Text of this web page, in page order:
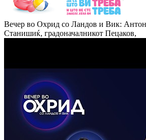
Вечер во Охрид со Ландов и Вик:
Станишиќ, градоначалникот Пецаков,